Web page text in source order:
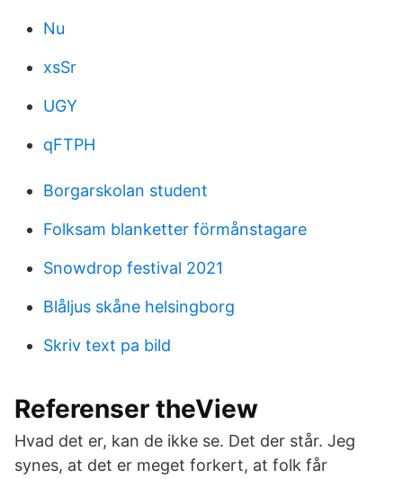
Nu
xsSr
UGY
qFTPH
Borgarskolan student
Folksam blanketter förmånstagare
Snowdrop festival 2021
Blåljus skåne helsingborg
Skriv text pa bild
Referenser theView
Hvad det er, kan de ikke se. Det der står. Jeg
synes, at det er meget forkert, at folk får